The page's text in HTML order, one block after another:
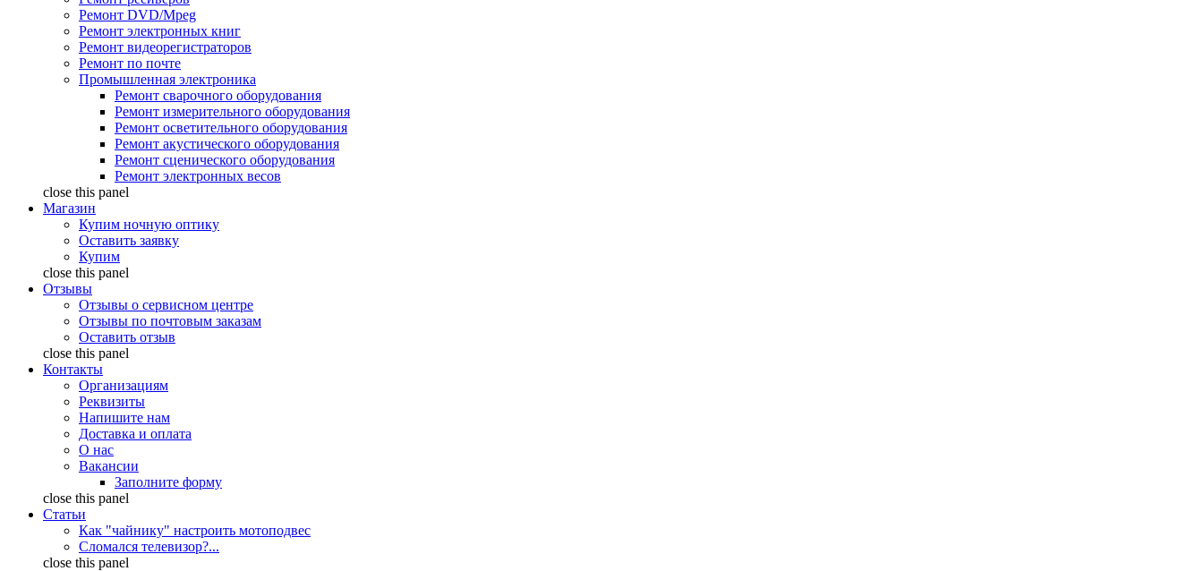
Ремонт DVD/Mpeg
Ремонт электронных книг
Ремонт видеорегистраторов
Ремонт по почте
Промышленная электроника
Ремонт сварочного оборудования
Ремонт измерительного оборудования
Ремонт осветительного оборудования
Ремонт акустического оборудования
Ремонт сценического оборудования
Ремонт электронных весов
close this panel
Магазин
Купим ночную оптику
Оставить заявку
Купим
close this panel
Отзывы
Отзывы о сервисном центре
Отзывы по почтовым заказам
Оставить отзыв
close this panel
Контакты
Организациям
Реквизиты
Напишите нам
Доставка и оплата
О нас
Вакансии
Заполните форму
close this panel
Статьи
Как "чайнику" настроить мотоподвес
Сломался телевизор?...
close this panel